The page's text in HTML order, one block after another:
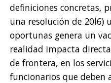
definiciones concretas,
una resolución de 20l6)
oportunas genera un
realidad impacta
de frontera, en los
funcionarios que